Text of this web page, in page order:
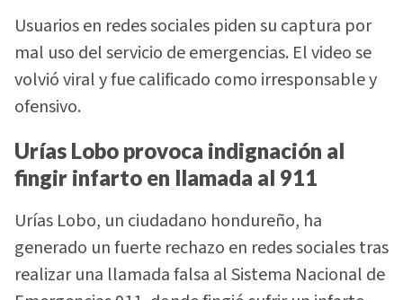
Usuarios en redes sociales piden su captura por
mal uso del servicio de emergencias. El video se
volvió viral y fue calificado como irresponsable y
ofensivo.
Urías Lobo provoca indignación al
fingir infarto en llamada al 911
Urías Lobo, un ciudadano hondureño, ha
generado un fuerte rechazo en redes sociales tras
realizar una llamada falsa al Sistema Nacional de